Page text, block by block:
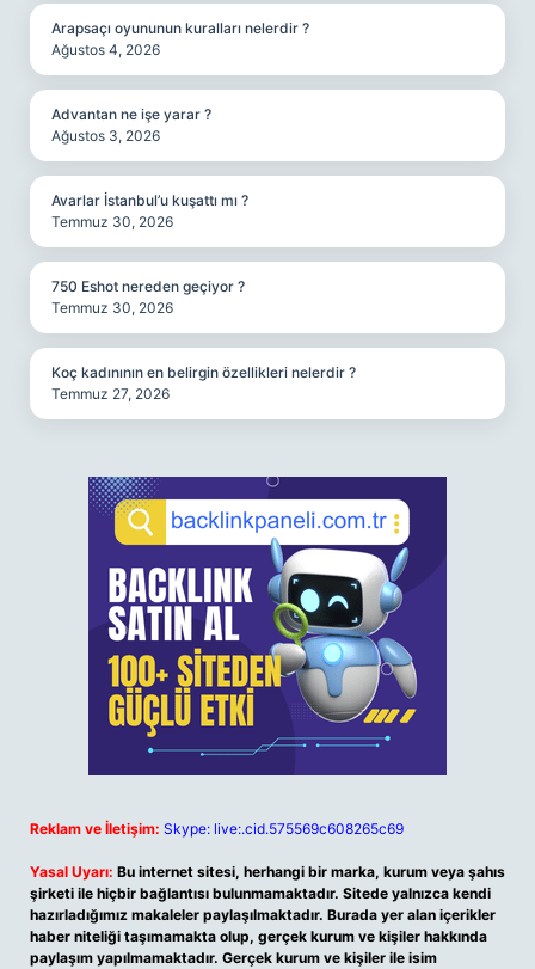
Arapsaçı oyununun kuralları nelerdir ?
Ağustos 4, 2026
Advantan ne işe yarar ?
Ağustos 3, 2026
Avarlar İstanbul’u kuşattı mı ?
Temmuz 30, 2026
750 Eshot nereden geçiyor ?
Temmuz 30, 2026
Koç kadınının en belirgin özellikleri nelerdir ?
Temmuz 27, 2026
Reklam ve İletişim: Skype: live:.cid.575569c608265c69
Yasal Uyarı: Bu internet sitesi, herhangi bir marka, kurum veya şahıs
şirketi ile hiçbir bağlantısı bulunmamaktadır. Sitede yalnızca kendi
hazırladığımız makaleler paylaşılmaktadır. Burada yer alan içerikler
haber niteliği taşımamakta olup, gerçek kurum ve kişiler hakkında
paylaşım yapılmamaktadır. Gerçek kurum ve kişiler ile isim